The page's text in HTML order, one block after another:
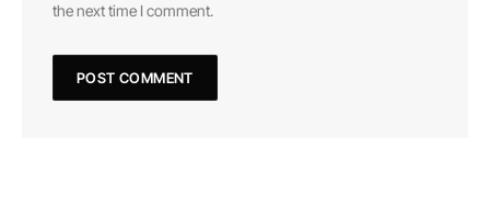
the next time I comment.